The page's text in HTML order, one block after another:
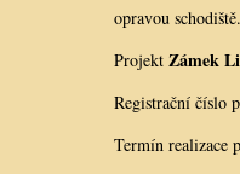
opravou schodiště.
Projekt Zámek
Registrační číslo
Termín realizace